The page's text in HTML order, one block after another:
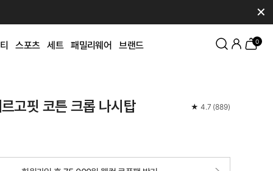
✕
스포츠 세트 패밀리웨어 브랜드 0
고핏 코튼 크롭 나시탑 ★ 4.7 (889)